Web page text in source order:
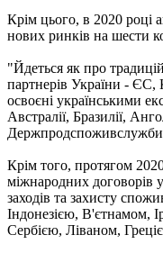
Крім цього, в 2020 році
нових ринків на шести
"Йдеться як про
партнерів України -
освоєні українськими
Австралії, Бразилії,
Крім того, протягом
міжнародних договорів
заходів та захисту
Індонезією, В'єтнамом,
Сербією, Ліваном,